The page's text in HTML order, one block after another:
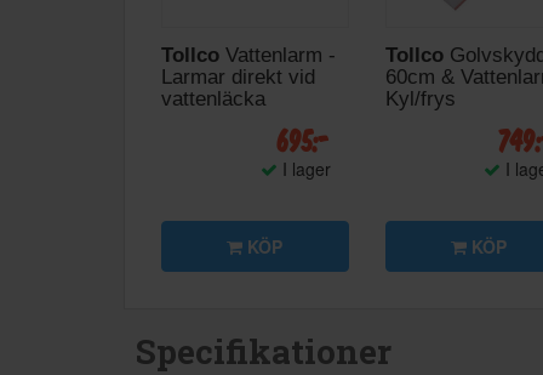
Tollco Vattenlarm -
Larmar direkt vid
vattenläcka
695:-
I lager
KÖP
Tollco
60cm &
Kyl/frys
I
KÖP
Specifikationer